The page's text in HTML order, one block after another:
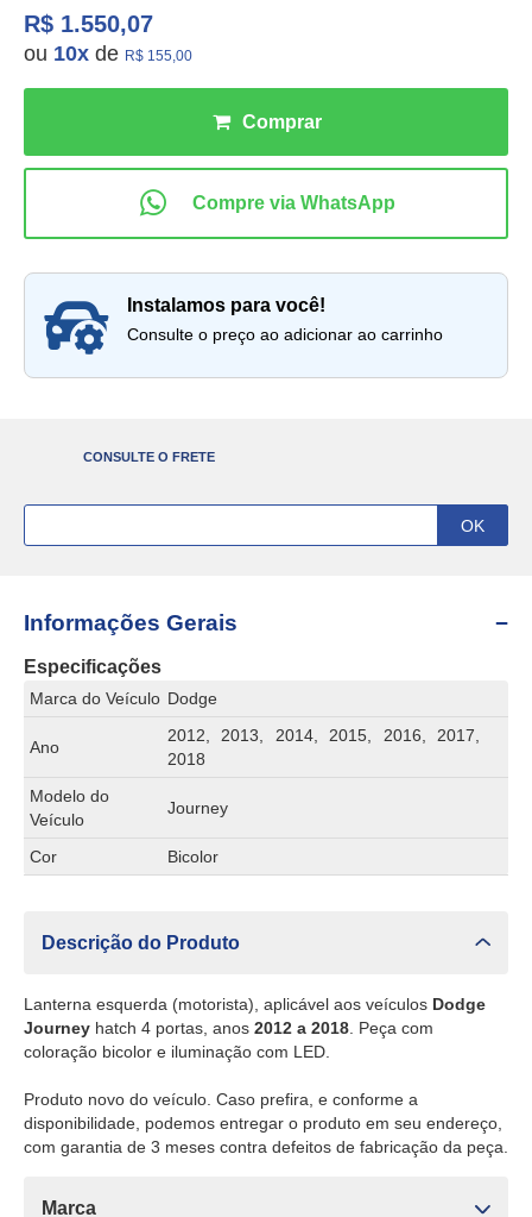
R$ 1.550,07
ou 10x de R$ 155,00
instalamos para você!
Consulte o preço ao adicionar ao carrinho
CONSULTE O FRETE
Informações Gerais
Especificações
Marca do Veículo Dodge
Ano
2012, 2013, 2014, 2015, 2016, 2017,
2018
Modelo do
Veículo
Journey
Cor Bicolor
Descrição do Produto
Lanterna esquerda (motorista), aplicável aos veículos Dodge
Journey hatch 4 portas, anos 2012 a 2018 . Peça com
coloração bicolor e iluminação com LED.
Produto novo do veículo. Caso prefira, e conforme a
disponibilidade, podemos entregar o produto em seu endereço,
com garantia de 3 meses contra defeitos de fabricação da peça.
Marca